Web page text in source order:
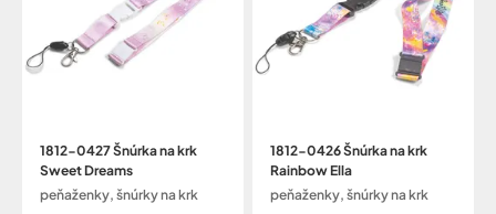
1812-0427 Šnúrka na krk
Sweet Dreams
peňaženky, šnúrky na krk
1812-0426 Šnúrka na krk
Rainbow Ella
peňaženky, šnúrky na krk